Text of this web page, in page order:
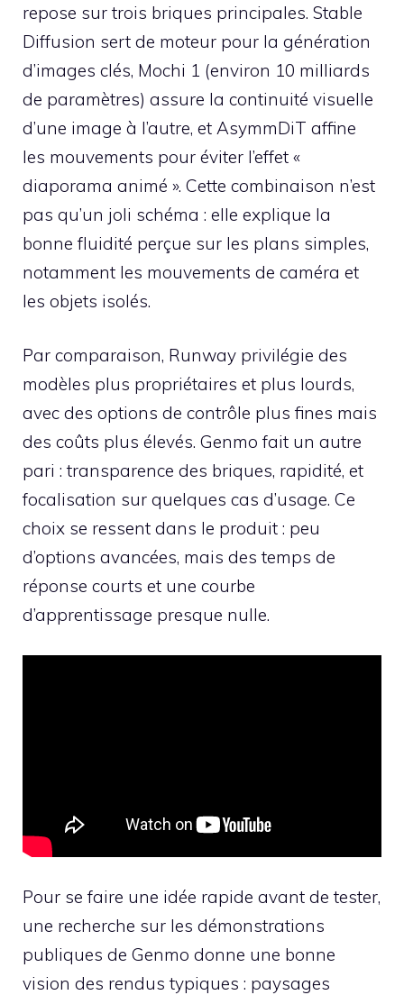
repose sur trois briques principales. Stable
Diffusion sert de moteur pour la génération
d’images clés, Mochi 1 (environ 10 milliards
de paramètres) assure la continuité visuelle
d’une image à l’autre, et AsymmDiT affine
les mouvements pour éviter l’effet «
diaporama animé ». Cette combinaison n’est
pas qu’un joli schéma : elle explique la
bonne fluidité perçue sur les plans simples,
notamment les mouvements de caméra et
les objets isolés.
Par comparaison, Runway privilégie des
modèles plus propriétaires et plus lourds,
avec des options de contrôle plus fines mais
des coûts plus élevés. Genmo fait un autre
pari : transparence des briques, rapidité, et
focalisation sur quelques cas d’usage. Ce
choix se ressent dans le produit : peu
d’options avancées, mais des temps de
réponse courts et une courbe
d’apprentissage presque nulle.
Pour se faire une idée rapide avant de tester,
une recherche sur les démonstrations
publiques de Genmo donne une bonne
vision des rendus typiques : paysages